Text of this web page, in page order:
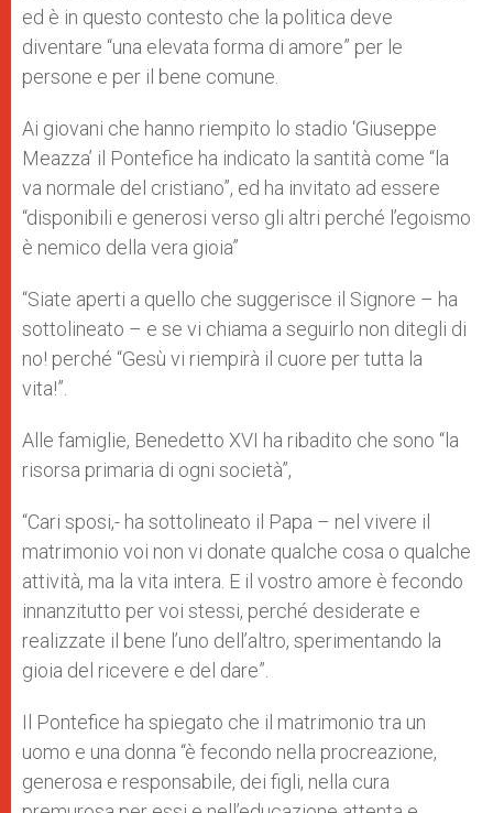
ed è in questo contesto che la politica deve
diventare “una elevata forma di amore” per le
persone e per il bene comune.
Ai giovani che hanno riempito lo stadio ‘Giuseppe
Meazza’ il Pontefice ha indicato la santità come “la
va normale del cristiano”, ed ha invitato ad essere
“disponibili e generosi verso gli altri perché l’egoismo
è nemico della vera gioia”
“Siate aperti a quello che suggerisce il Signore – ha
sottolineato – e se vi chiama a seguirlo non ditegli di
no! perché “Gesù vi riempirà il cuore per tutta la
vita!”.
Alle famiglie, Benedetto XVI ha ribadito che sono “la
risorsa primaria di ogni società”,
“Cari sposi,- ha sottolineato il Papa – nel vivere il
matrimonio voi non vi donate qualche cosa o qualche
attività, ma la vita intera. E il vostro amore è fecondo
innanzitutto per voi stessi, perché desiderate e
realizzate il bene l’uno dell’altro, sperimentando la
gioia del ricevere e del dare”.
Il Pontefice ha spiegato che il matrimonio tra un
uomo e una donna “è fecondo nella procreazione,
generosa e responsabile, dei figli, nella cura